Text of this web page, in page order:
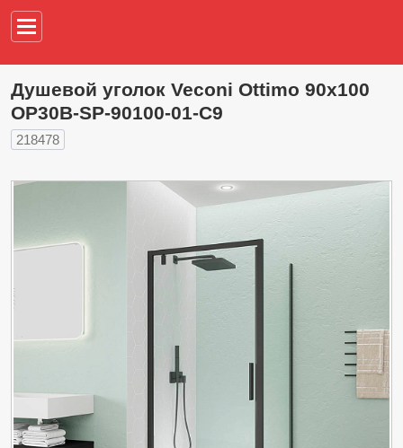
Душевой уголок Veconi Ottimo 90х100
OP30B-SP-90100-01-C9
218478